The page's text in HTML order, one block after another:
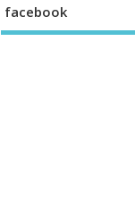
facebook